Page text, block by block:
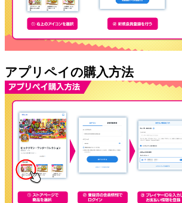
アプリペイの購入方法